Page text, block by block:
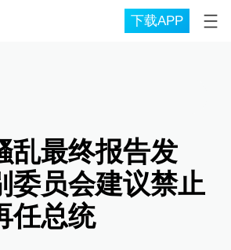
下载APP
乱最终报告发
委员会建议禁止
任总统